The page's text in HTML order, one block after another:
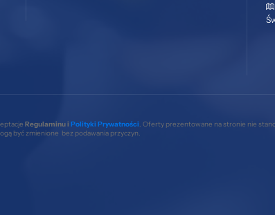
Regulaminu i Polityki Prywatności. Oferty prezentowane na stronie nie
być zmienione bez podawania przyczyn.